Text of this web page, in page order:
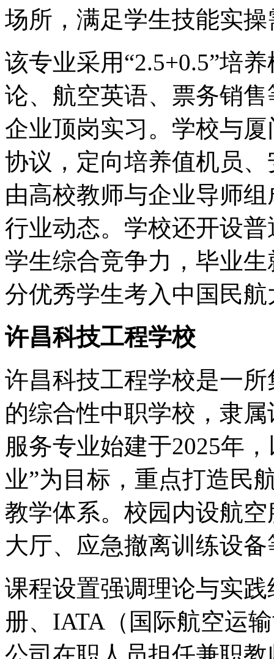
场所，满足学生技能实操
该专业采用“2.5+0.5”培
论、航空英语、票务销
企业顶岗实习。学校与
协议，定向培养值机员
由高校教师与企业导师
行业动态。学校还开设
学生综合竞争力，毕业
分优秀学生考入中国民
许昌科技工程学校
许昌科技工程学校是一
的综合性中职学校，隶
服务专业始建于2025年
业”为目标，重点打造民
教学体系。校园内设航
大厅、应急撤离训练设
课程设置强调理论与实
册、IATA（国际航空运